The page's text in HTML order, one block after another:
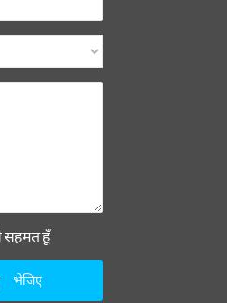
सहमत हूँ
भेजिए